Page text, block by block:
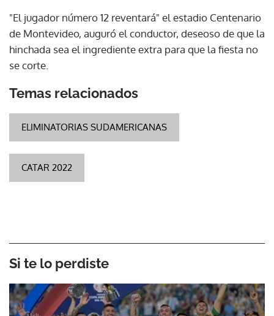
"El jugador número 12 reventará" el estadio Centenario
de Montevideo, auguró el conductor, deseoso de que la
hinchada sea el ingrediente extra para que la fiesta no
se corte.
Temas relacionados
ELIMINATORIAS SUDAMERICANAS
CATAR 2022
Si te lo perdiste